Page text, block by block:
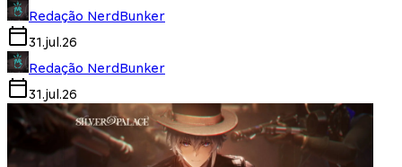
Redação NerdBunker
31.jul.26
Redação NerdBunker
31.jul.26